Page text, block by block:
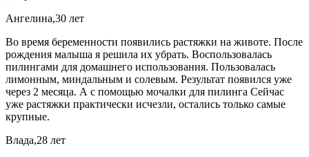
Ангелина,30 лет
Во время беременности появились растяжки на животе. После
рождения малыша я решила их убрать. Воспользовалась
пилингами для домашнего использования. Пользовалась
лимонным, миндальным и солевым. Результат появился уже
через 2 месяца. А с помощью мочалки для пилинга Сейчас
уже растяжки практически исчезли, остались только самые
крупные.
Влада,28 лет